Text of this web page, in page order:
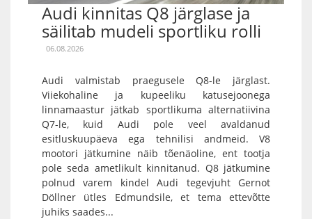
Audi kinnitas Q8 järglase ja
säilitab mudeli sportliku rolli
06.08.2026
Audi valmistab praegusele Q8-le järglast.
Viiekohaline ja kupeeliku katusejoonega
linnamaastur jätkab sportlikuma alternatiivina
Q7-le, kuid Audi pole veel avaldanud
esitluskuupäeva ega tehnilisi andmeid. V8
mootori jätkumine näib tõenäoline, ent tootja
pole seda ametlikult kinnitanud. Q8 jätkumine
polnud varem kindel Audi tegevjuht Gernot
Döllner ütles Edmundsile, et tema ettevõtte
juhiks saades...